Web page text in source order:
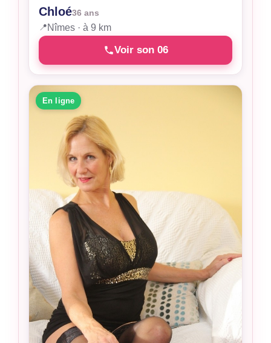
Chloé36 ans
📍Nîmes · à 9 km
Voir son 06
En ligne